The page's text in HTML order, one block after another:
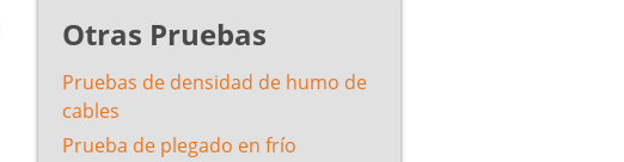
Otras Pruebas
Pruebas de densidad de humo de
cables
Prueba de plegado en frío